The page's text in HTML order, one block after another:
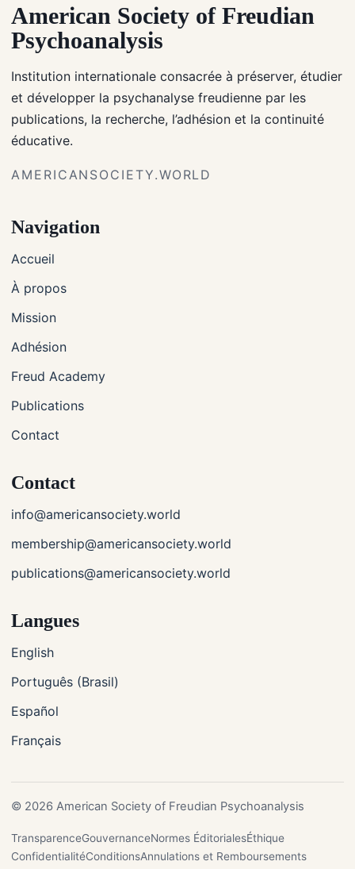
American Society of Freudian
Psychoanalysis
Institution internationale consacrée à préserver, étudier
et développer la psychanalyse freudienne par les
publications, la recherche, l’adhésion et la continuité
éducative.
AMERICANSOCIETY.WORLD
Navigation
Accueil
À propos
Mission
Adhésion
Freud Academy
Publications
Contact
Contact
info@americansociety.world
membership@americansociety.world
publications@americansociety.world
Langues
English
Português (Brasil)
Español
Français
© 2026 American Society of Freudian Psychoanalysis
TransparenceGouvernanceNormes ÉditorialesÉthique
ConfidentialitéConditionsAnnulations et Remboursements